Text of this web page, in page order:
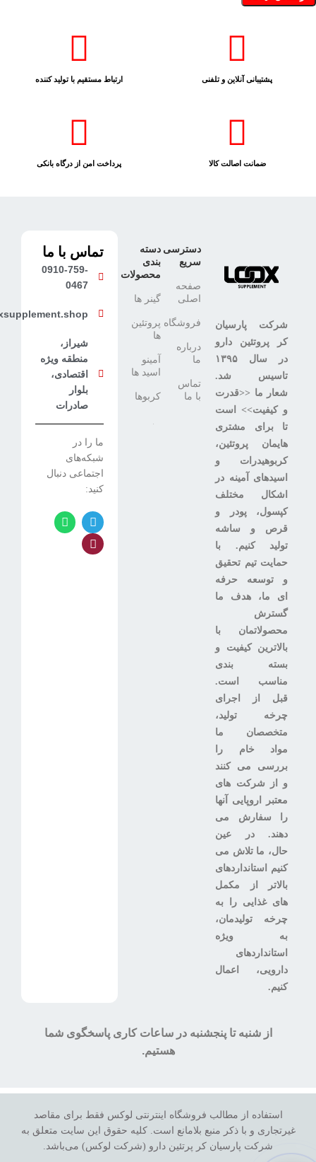
پشتیبانی آنلاین و تلفنی ارتباط مستقیم با تولید کننده
ضمانت اصالت کالا پرداخت امن از درگاه بانکی
شرکت پارسیان
کر پروتئین دارو
در سال ۱۳۹۵
تاسیس شد.
شعار ما <<قدرت
و کیفیت>> است
تا برای مشتری
هایمان پروتئین،
کربوهیدرات و
اسیدهای آمینه در
اشکال مختلف
کپسول، پودر و
قرص و ساشه
تولید کنیم. با
حمایت تیم تحقیق
و توسعه حرفه
ای ما، هدف ما
گسترش
محصولاتمان با
بالاترین کیفیت و
بسته بندی
مناسب است.
قبل از اجرای
چرخه تولید،
متخصصان ما
مواد خام را
بررسی می کنند
و از شرکت های
معتبر اروپایی آنها
را سفارش می
دهند. در عین
حال، ما تلاش می
کنیم استانداردهای
بالاتر از مکمل
های غذایی را به
چرخه تولیدمان،
به ویژه
استانداردهای
دارویی، اعمال
کنیم.
دسترسی
سریع
صفحه
اصلی
فروشگاه
درباره
ما
تماس
با ما
دسته
بندی
محصولات
گینر ها
پروتئین
ها
آمینو
اسید ها
کربوها
تماس با ما
0910-759-
0467
شیراز،
منطقه ویژه
اقتصادی،
بلوار
صادرات
ما را در
شبکه‌های
اجتماعی دنبال
کنید:
از شنبه تا پنجشنبه در ساعات کاری پاسخگوی شما
هستیم.
استفاده از مطالب فروشگاه اینترنتی لوکس فقط برای مقاصد
غیرتجاری و با ذکر منبع بلامانع است. کلیه حقوق این سایت متعلق به
شرکت پارسیان کر پرتئین دارو (شرکت لوکس) می‌باشد.